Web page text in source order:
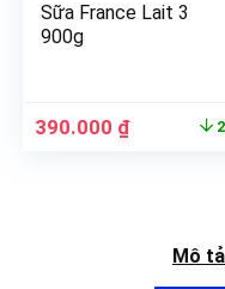
Sữa France Lait 3
900g
390.000 ₫
Mô tả